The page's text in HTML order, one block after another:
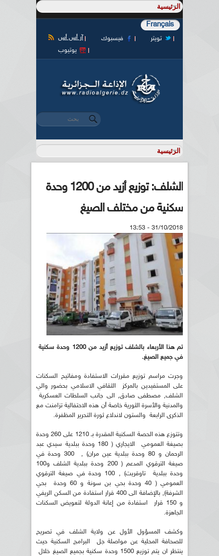
Français
آر أس أس فيسبوك
تويتر
يوتيوب
استمارة البحث
‏بحث ‏
الشلف: توزيع أزيد من 1200 وحدة
سكنية من مختلف الصيغ
31/10/2018 - 13:53
تم هذا الأربعاء بالشلف توزيع أزيد من 1200 وحدة سكنية
في جميع الصيغ.
وجرت مراسم توزيع مقررات الاستفادة ومفاتيح السكنات
على المستفيدين بالمركز الثقافي الاسلامي بحضور والي
الشلف, مصطفى صادق, الى جانب السلطات العسكرية
والمدنية والأسرة الثورية خاصة أن هذه الاحتفالية تزامنت مع
الذكرى الرابعة والستون لاندلاع ثورة التحرير المظفرة.
وتتوزع هذه الحصة السكنية المقدرة بـ 1210 على 260 وحدة
بصيغة العمومي الايجاري ( 180 وحدة ببلدية سيدي عبد
الرحمان و 80 وحدة ببلدية عين مران) , 300 وحدة في
صيغة الترقوي المدعم ( 200 وحدة ببلدية الشلف و100
وحدة ببلدية تاوقريت) , 100 وحدة في صيغة الترقوي
العمومي ( 40 وحدة بحي بن سونة و 60 وحدة بحي
الشرفة), بالإضافة الى 400 قرار استفادة من السكن الريفي
و 150 قرار استفادة من إعانة الدولة لتعويض السكنات
الجاهزة.
وكشف المسؤول الأول عن ولاية الشلف في تصريح
للصحافة المحلية عن مواصلة جل البرامج السكنية حيث
ينتظر ان يتم توزيع 1500 وحدة سكنية بجميع الصيغ خلال